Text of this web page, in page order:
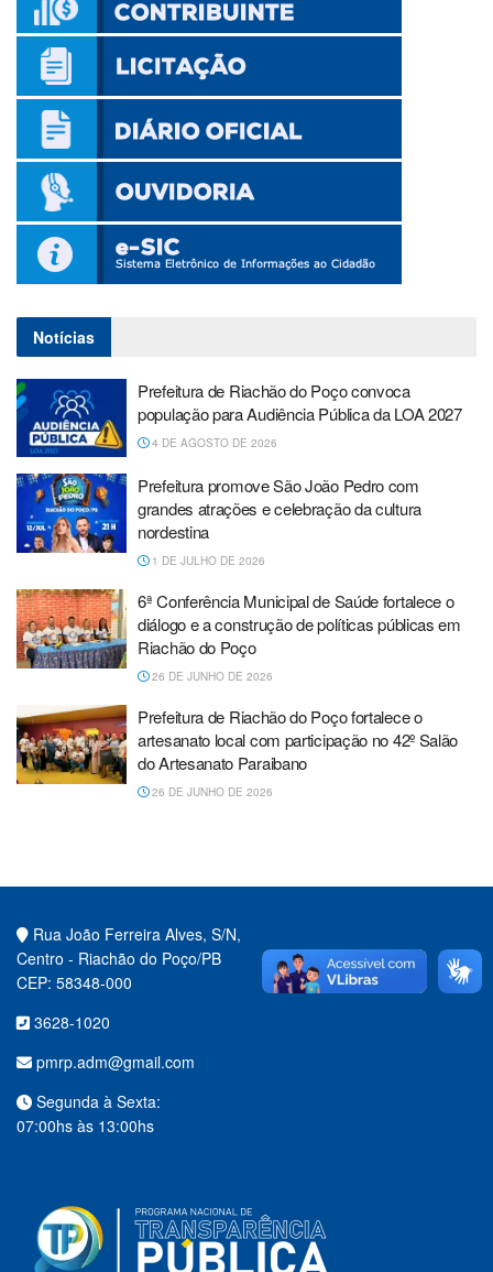
Notícias
Prefeitura de Riachão do Poço convoca
população para Audiência Pública da LOA 2027
4 DE AGOSTO DE 2026
Prefeitura promove São João Pedro com
grandes atrações e celebração da cultura
nordestina
1 DE JULHO DE 2026
6ª Conferência Municipal de Saúde fortalece o
diálogo e a construção de políticas públicas em
Riachão do Poço
26 DE JUNHO DE 2026
Prefeitura de Riachão do Poço fortalece o
artesanato local com participação no 42º Salão
do Artesanato Paraibano
26 DE JUNHO DE 2026
Rua João Ferreira Alves, S/N,
Centro - Riachão do Poço/PB
CEP: 58348-000
3628-1020
pmrp.adm@gmail.com
Segunda à Sexta:
07:00hs às 13:00hs